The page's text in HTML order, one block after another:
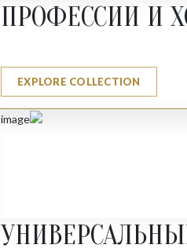
ПРОФЕССИИ И
EXPLORE COLLECTION